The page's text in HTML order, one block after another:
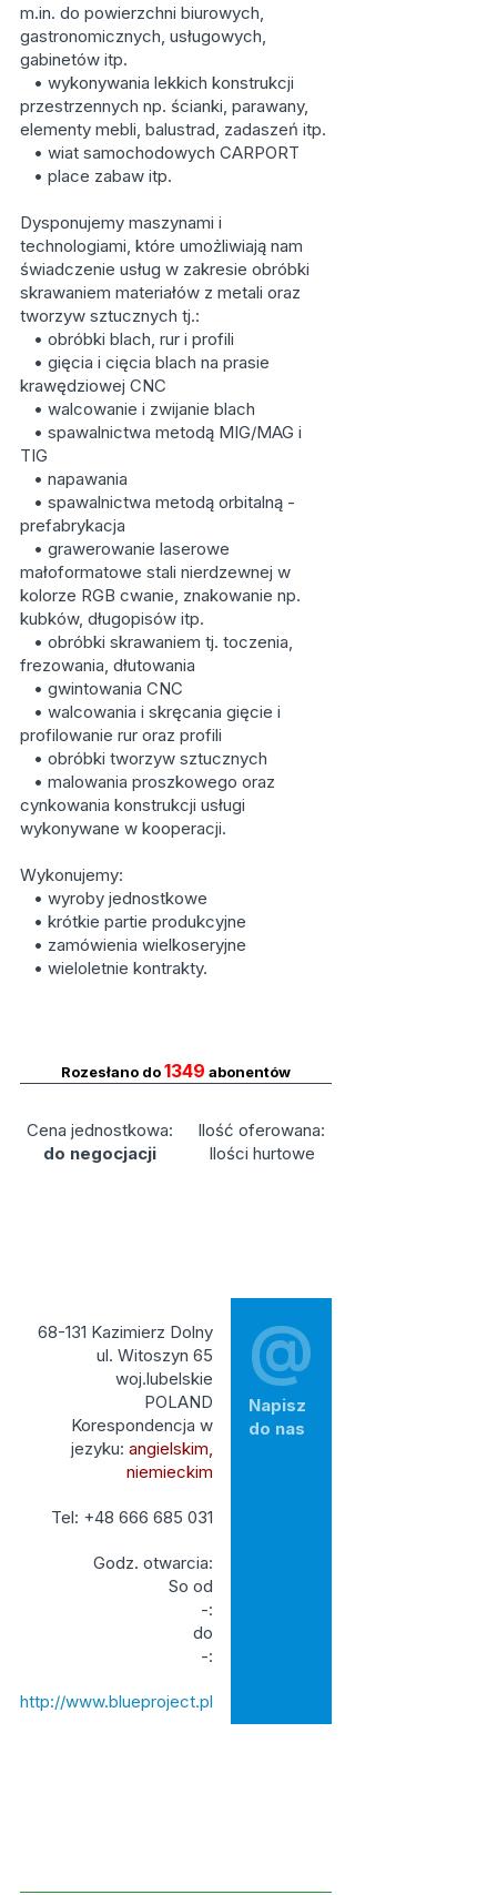
m.in. do powierzchni biurowych,
gastronomicznych, usługowych,
gabinetów itp.
• wykonywania lekkich konstrukcji
przestrzennych np. ścianki, parawany,
elementy mebli, balustrad, zadaszeń itp.
• wiat samochodowych CARPORT
• place zabaw itp.
Dysponujemy maszynami i
technologiami, które umożliwiają nam
świadczenie usług w zakresie obróbki
skrawaniem materiałów z metali oraz
tworzyw sztucznych tj.:
• obróbki blach, rur i profili
• gięcia i cięcia blach na prasie
krawędziowej CNC
• walcowanie i zwijanie blach
• spawalnictwa metodą MIG/MAG i
TIG
• napawania
• spawalnictwa metodą orbitalną -
prefabrykacja
• grawerowanie laserowe
małoformatowe stali nierdzewnej w
kolorze RGB cwanie, znakowanie np.
kubków, długopisów itp.
• obróbki skrawaniem tj. toczenia,
frezowania, dłutowania
• gwintowania CNC
• walcowania i skręcania gięcie i
profilowanie rur oraz profili
• obróbki tworzyw sztucznych
• malowania proszkowego oraz
cynkowania konstrukcji usługi
wykonywane w kooperacji.
Wykonujemy:
• wyroby jednostkowe
• krótkie partie produkcyjne
• zamówienia wielkoseryjne
• wieloletnie kontrakty.
Rozesłano do1349 abonentów
Cena jednostkowa:
do negocjacji
Ilość oferowana:
Ilości hurtowe
68-131 Kazimierz Dolny
ul. Witoszyn 65
woj.lubelskie
POLAND
Korespondencja w
jezyku: angielskim,
niemieckim
Tel: +48 666 685 031
Godz. otwarcia:
So od
-:
do
-:
http://www.blueproject.pl
@
Napisz
do nas